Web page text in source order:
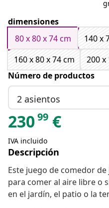
dimensiones
80 x 80 x 74 cm
140 x
160 x 80 x 74 cm
200 x
Número de productos
2 asientos
23099 €
IVA incluido
Descripción
Este juego de comedor
para comer al aire libre o
en el jardín, el patio o la